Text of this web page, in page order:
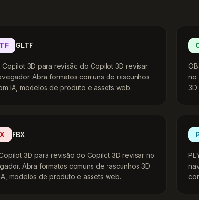
GLTF
Copilot 3D para revisão do Copilot 3D revisar
Abra formatos comuns de rascunhos
IA, modelos de produto e assets web.
no
FBX
3D para revisão do Copilot 3D revisar no
Abra formatos comuns de rascunhos 3D
modelos de produto e assets web.